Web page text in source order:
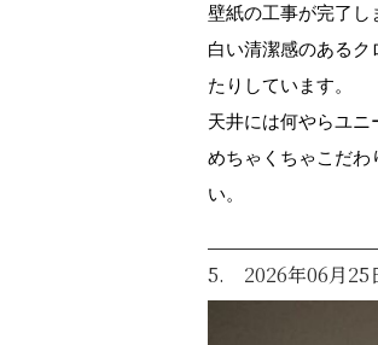
壁紙の工事が完了し
白い清潔感のある
たりしています。
天井には何やらユニ
めちゃくちゃこだわ
い。
5. 2026年06月25